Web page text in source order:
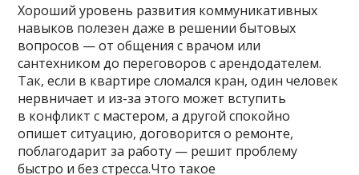
Хороший уровень развития коммуникативных
навыков полезен даже в решении бытовых
вопросов — от общения с врачом или
сантехником до переговоров с арендодателем.
Так, если в квартире сломался кран, один человек
нервничает и из-за этого может вступить
в конфликт с мастером, а другой спокойно
опишет ситуацию, договорится о ремонте,
поблагодарит за работу — решит проблему
быстро и без стресса.Что такое